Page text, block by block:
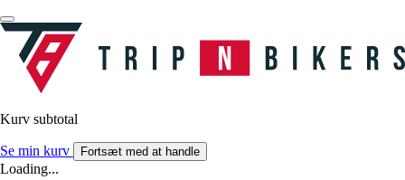
Kurv subtotal
Se min kurv Fortsæt med at handle
Loading...